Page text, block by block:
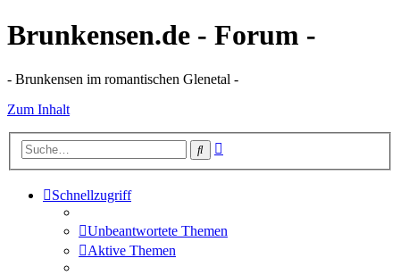
Brunkensen.de - Forum -
- Brunkensen im romantischen Glenetal -
Zum Inhalt
Suche
Schnellzugriff
Unbeantwortete Themen
Aktive Themen